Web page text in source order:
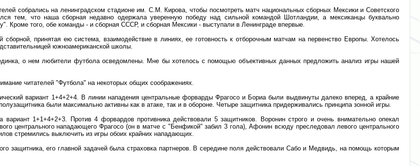
собрались на ленинградском стадионе им. С.М. Кирова, чтобы посмотреть матч национальных сборных Мексики и Советского
тем, что наша сборная недавно одержала уверенную победу над сильной командой Шотландии, а мексиканцы буквально
Кроме того, обе команды - и сборная СССР, и сборная Мексики - выступали в Ленинграде впервые.
сборной, принятая ею система, взаимодействие в линиях, ее готовность к отборочным матчам на первенство Европы. Хотелось
южноамериканской школы.
о нем любители футбола осведомлены. Мне бы хотелось с помощью объективных данных предложить анализ игры нашей
читателей "Футбола" на некоторых общих соображениях.
вариант 1+4+2+4. В линии нападения центральные форварды Фрагосо и Бориа были выдвинуты далеко вперед, а крайние
были максимально активны как в атаке, так и в обороне. Четыре защитника придерживались принципа зонной игры.
вариант 1+1+4+2+3. Против 4 форвардов противника действовали 5 защитников. Воронин строго и очень внимательно опекал
центрального нападающего Фрагосо (он в матче с "Бенфикой" забил 3 гола), Афонин всюду преследовал левого центрального
стремились выключить из игры обоих крайних нападающих.
защитника, его главной задачей была страховка партнеров. В середине поля действовали Сабо и Медвидь, на помощь которым